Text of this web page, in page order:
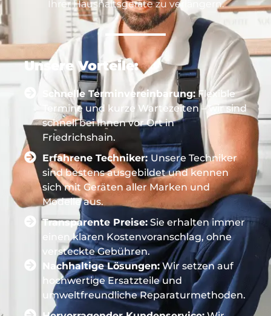
Ihrer Haushaltsgeräte zu verlängern.
Unsere Vorteile:
Schnelle Terminvereinbarung: Flexible
Termine und kurze Wartezeiten – wir sind
schnell bei Ihnen vor Ort in
Friedrichshain.
Erfahrene Techniker: Unsere Techniker
sind bestens ausgebildet und kennen
sich mit Geräten aller Marken und
Modelle aus.
Transparente Preise: Sie erhalten immer
einen klaren Kostenvoranschlag, ohne
versteckte Gebühren.
Nachhaltige Lösungen:Wir setzen auf
hochwertige Ersatzteile und
umweltfreundliche Reparaturmethoden.